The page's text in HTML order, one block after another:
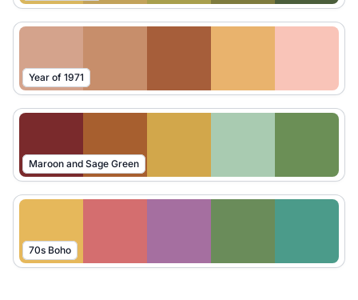
Year of 1971
Maroon and Sage Green
70s Boho